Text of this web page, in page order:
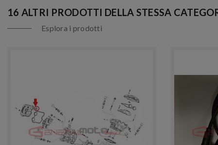
16 ALTRI PRODOTTI DELLA STESSA
Esplora i prodotti